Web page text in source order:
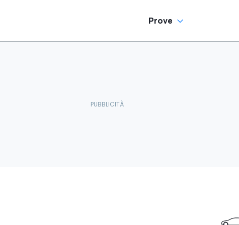
Prove